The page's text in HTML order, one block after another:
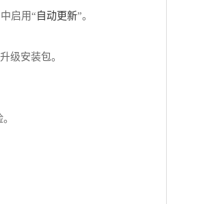
启用“自动更新”。
级安装包。